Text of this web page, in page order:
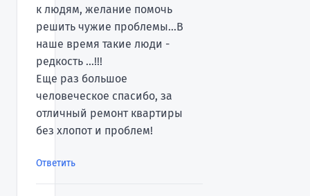
к людям, желание помочь
решить чужие проблемы...В
наше время такие люди -
редкость ...!!!
Еще раз большое
человеческое спасибо, за
отличный ремонт квартиры
без хлопот и проблем!
Ответить